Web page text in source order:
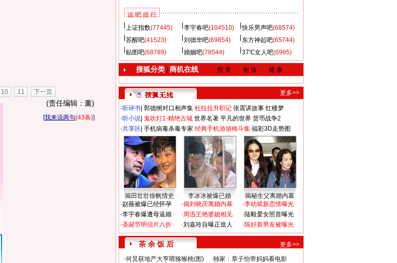
10 11 下一页
(责任编辑：薰)
[我来说两句(43条)]
说 吧 排 行
上证指数(77445) 李宇春吧(104510) 快乐男声吧(68574)
苏醒吧(41523) 刘德华吧(69854) 东方神起吧(65744)
贴图吧(68789) 婚姻吧(78544) 37℃女人吧(6985)
搜狐分类| 商机在线 投 资 创 业 健 康
更多>>
·听评书 郭德纲对口相声集 杜拉拉升职记 张震讲故事 红楼梦
·听小说 鬼吹灯1-精绝古城 世界名著 平凡的世界 货币战争2
·共享区 手机病毒杀毒专家 经典手机游游格斗集 福彩3D走势图
揭田壮壮徐帆情史 李冰冰被爆已婚
揭秘生父离婚内幕
·赵薇被爆已经怀孕
·李宇春爆遭母逼婚
·圣诞节明信片八折
·揭刘晓庆离婚内幕
·周迅王艳婆媳相见
·刘嘉玲自曝正造人
·李幼斌新恋情曝光
·陆毅爱女照首曝光
·陈好新男友被曝光
茶 余 饭 后
更多>>
·何炅获地产大亨喂猕猴桃(图) ·独家：章子怡带妈妈看电影